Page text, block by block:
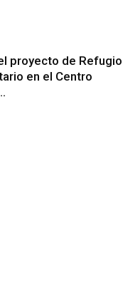
proyecto de Refugio
en el Centro